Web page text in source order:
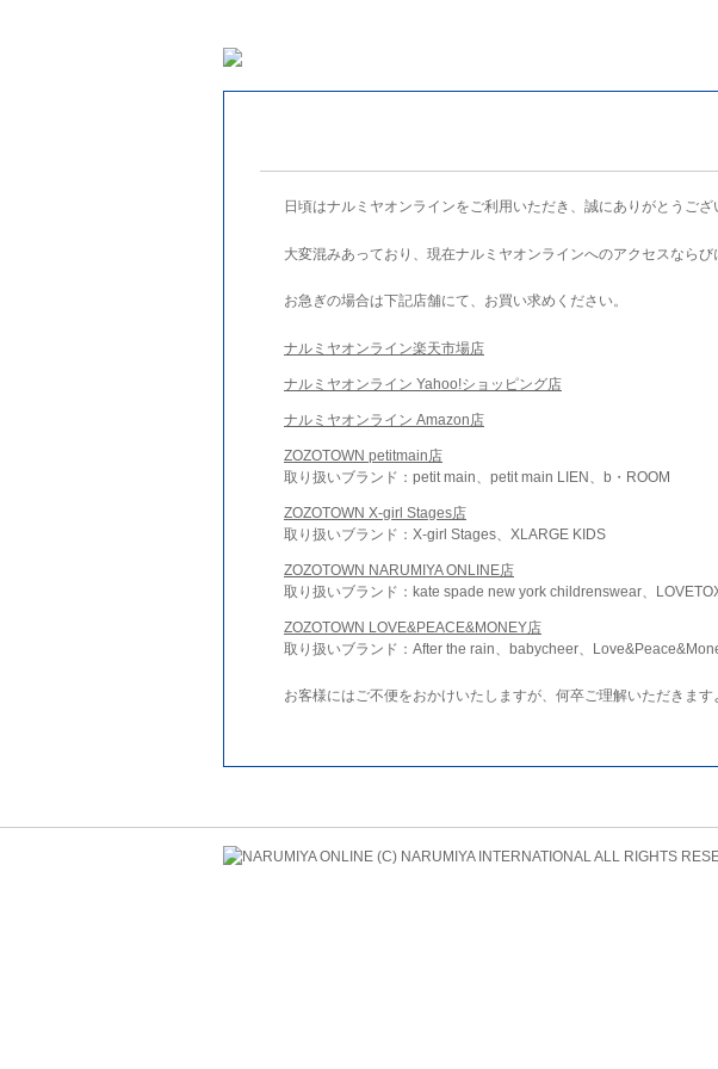
日頃はナルミヤオンラインをご利用いただき、誠にありがとうござ
大変混みあっており、現在ナルミヤオンラインへのアクセスならび
お急ぎの場合は下記店舗にて、お買い求めください。
ナルミヤオンライン楽天市場店
ナルミヤオンライン Yahoo!ショッピング店
ナルミヤオンライン Amazon店
ZOZOTOWN petitmain店
取り扱いブランド：petit main、petit main LIEN、b・ROOM
ZOZOTOWN X-girl Stages店
取り扱いブランド：X-girl Stages、XLARGE KIDS
ZOZOTOWN NARUMIYA ONLINE店
取り扱いブランド：kate spade new york childrenswear、
ZOZOTOWN LOVE&PEACE&MONEY店
取り扱いブランド：After the rain、babycheer、
お客様にはご不便をおかけいたしますが、何卒ご理解いただきます